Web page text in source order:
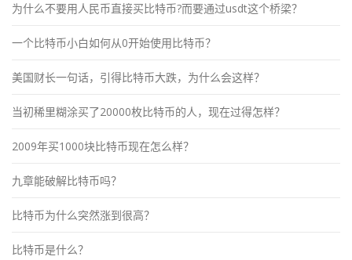
为什么不要用人民币直接买比特币?而要通过usdt这个桥梁？
一个比特币小白如何从0开始使用比特币？
美国财长一句话，引得比特币大跌，为什么会这样？
当初稀里糊涂买了20000枚比特币的人，现在过得怎样？
2009年买1000块比特币现在怎么样？
九章能破解比特币吗？
比特币为什么突然涨到很高？
比特币是什么？